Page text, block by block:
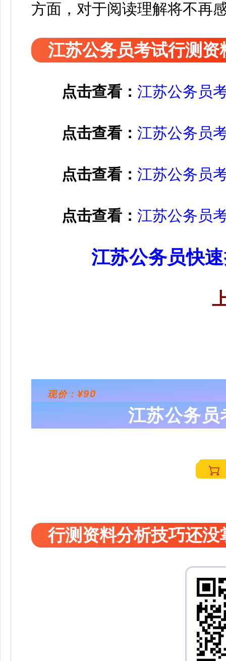
方面，对于阅读理解将不再
江苏公务员考试行测资
点击查看： 江苏公务员
点击查看： 江苏公务员
点击查看： 江苏公务员
点击查看： 江苏公务员
江苏公务员快
现价： ¥90
江苏公务员
行测资料分析技巧还